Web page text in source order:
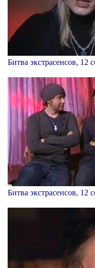
Битва экстрасенсов, 12
Битва экстрасенсов, 12